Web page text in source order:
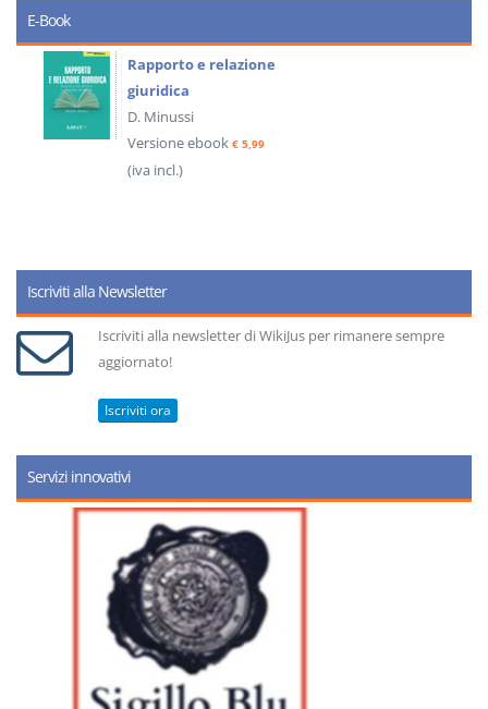
E-Book
Rapporto e relazione
giuridica
D. Minussi
Versione ebook€ 5,99
(iva incl.)
Iscriviti alla Newsletter
Iscriviti alla newsletter di WikiJus per rimanere sempre
aggiornato!
Iscriviti ora
Servizi innovativi